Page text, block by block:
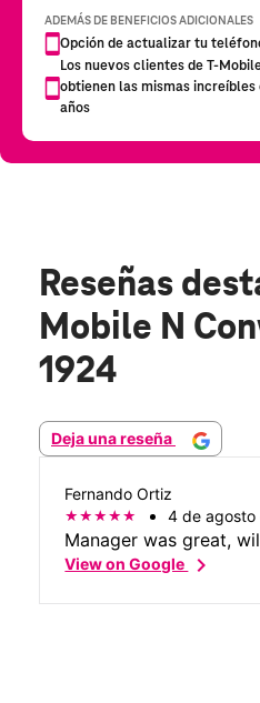
Reseñas
Mobile N
1924
Deja una reseña
Fernando Ortiz
4 de agosto
Manager was great,
View on Googlechevron_right